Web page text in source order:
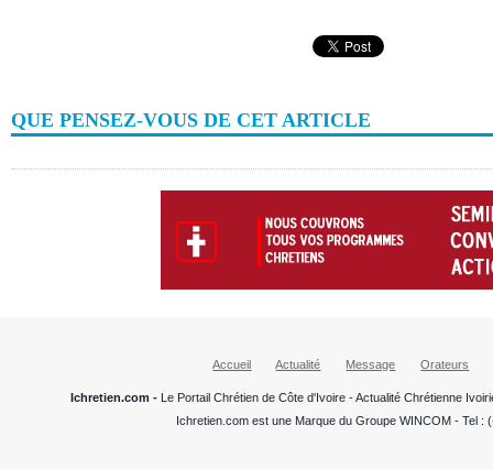
QUE PENSEZ-VOUS DE CET ARTICLE
Accueil Actualité Message Orateurs
Ichretien.com - Le Portail Chrétien de Côte d'Ivoire - Actualité Chrétienne
Ichretien.com est une Marque du Groupe WINCOM - Tel :